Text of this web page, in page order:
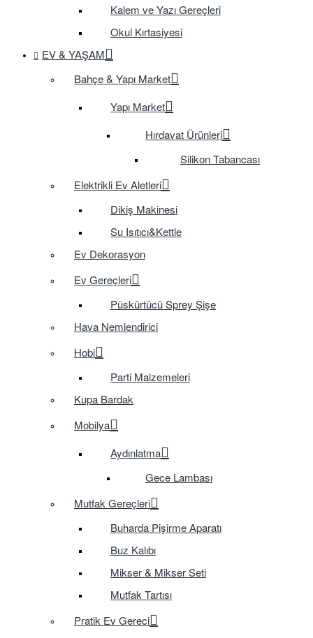
Kalem ve Yazı Gereçleri
Okul Kırtasiyesi
EV & YAŞAM
Bahçe & Yapı Market
Yapı Market
Hırdavat Ürünleri
Silikon Tabancası
Elektrikli Ev Aletleri
Dikiş Makinesi
Su Isıtıcı&Kettle
Ev Dekorasyon
Ev Gereçleri
Püskürtücü Sprey Şişe
Hava Nemlendirici
Hobi
Parti Malzemeleri
Kupa Bardak
Mobilya
Aydınlatma
Gece Lambası
Mutfak Gereçleri
Buharda Pişirme Aparatı
Buz Kalıbı
Mikser & Mikser Seti
Mutfak Tartısı
Pratik Ev Gereci